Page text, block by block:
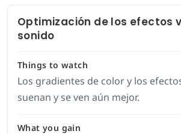
Optimización de los efectos
sonido
Things to watch
Los gradientes de color y los
suenan y se ven aún mejor.
What you gain